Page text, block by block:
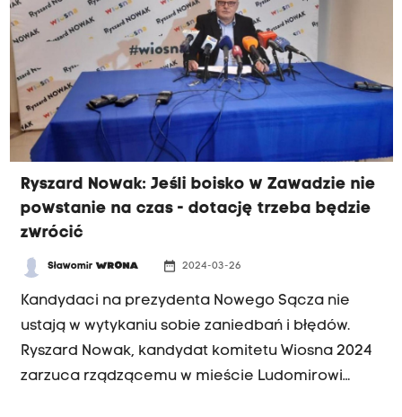
Ryszard Nowak: Jeśli boisko w Zawadzie nie
powstanie na czas - dotację trzeba będzie
zwrócić
SławomirWRONA date_range 2024-03-26
Kandydaci na prezydenta Nowego Sącza nie
ustają w wytykaniu sobie zaniedbań i błędów.
Ryszard Nowak, kandydat komitetu Wiosna 2024
zarzuca rządzącemu w mieście Ludomirowi